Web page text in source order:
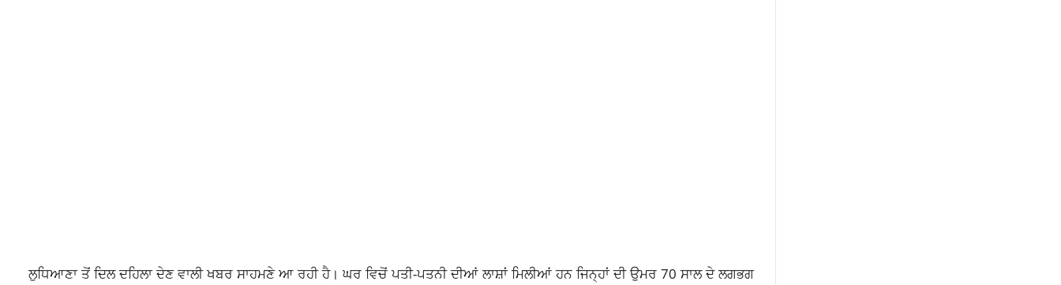
ਲੁਧਿਆਣਾ ਤੋਂ ਦਿਲ ਦਹਿਲਾ ਦੇਣ ਵਾਲੀ ਖਬਰ ਸਾਹਮਣੇ ਆ ਰਹੀ ਹੈ। ਘਰ ਵਿਚੋਂ ਪਤੀ-ਪਤਨੀ ਦੀਆਂ ਲਾਸ਼ਾਂ ਮਿਲੀਆਂ ਹਨ ਜਿਨ੍ਹਾਂ ਦੀ ਉਮਰ 70 ਸਾਲ ਦੇ ਲਗਭਗ